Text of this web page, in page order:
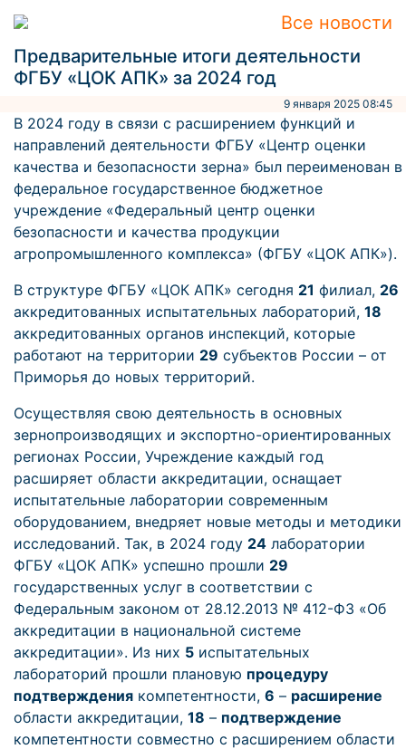
Все новости
Предварительные итоги деятельности
ФГБУ «ЦОК АПК» за 2024 год
9 января 2025 08:45
В 2024 году в связи с расширением функций и
направлений деятельности ФГБУ «Центр оценки
качества и безопасности зерна» был переименован в
федеральное государственное бюджетное
учреждение «Федеральный центр оценки
безопасности и качества продукции
агропромышленного комплекса» (ФГБУ «ЦОК АПК»).
В структуре ФГБУ «ЦОК АПК» сегодня 21 филиал, 26
аккредитованных испытательных лабораторий, 18
аккредитованных органов инспекций, которые
работают на территории 29 субъектов России – от
Приморья до новых территорий.
Осуществляя свою деятельность в основных
зернопроизводящих и экспортно-ориентированных
регионах России, Учреждение каждый год
расширяет области аккредитации, оснащает
испытательные лаборатории современным
оборудованием, внедряет новые методы и методики
исследований. Так, в 2024 году 24 лаборатории
ФГБУ «ЦОК АПК» успешно прошли 29
государственных услуг в соответствии с
Федеральным законом от 28.12.2013 № 412-ФЗ «Об
аккредитации в национальной системе
аккредитации». Из них 5 испытательных
лабораторий прошли плановую процедуру
подтверждения компетентности, 6 – расширение
области аккредитации, 18 – подтверждение
компетентности совместно с расширением области